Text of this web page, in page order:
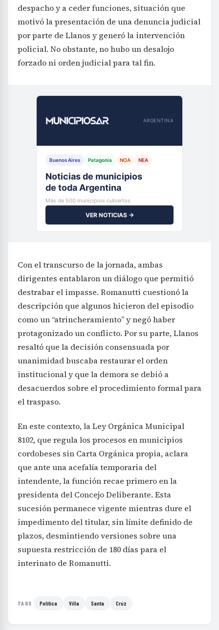
despacho y a ceder funciones, situación que
motivó la presentación de una denuncia judicial
por parte de Llanos y generó la intervención
policial. No obstante, no hubo un desalojo
forzado ni orden judicial para tal fin.
ARGENTINA
Buenos Aires Patagonia NOA NEA
Noticias de municipios
de toda Argentina
Más de 500 municipios cubiertos
VER NOTICIAS →
Con el transcurso de la jornada, ambas
dirigentes entablaron un diálogo que permitió
destrabar el impasse. Romanutti cuestionó la
descripción que algunos hicieron del episodio
como un “atrincheramiento” y negó haber
protagonizado un conflicto. Por su parte, Llanos
resaltó que la decisión consensuada por
unanimidad buscaba restaurar el orden
institucional y que la demora se debió a
desacuerdos sobre el procedimiento formal para
el traspaso.
En este contexto, la Ley Orgánica Municipal
8102, que regula los procesos en municipios
cordobeses sin Carta Orgánica propia, aclara
que ante una acefalía temporaria del
intendente, la función recae primero en la
presidenta del Concejo Deliberante. Esta
sucesión permanece vigente mientras dure el
impedimento del titular, sin límite definido de
plazos, desmintiendo versiones sobre una
supuesta restricción de 180 días para el
interinato de Romanutti.
TAGS Política Villa Santa Cruz